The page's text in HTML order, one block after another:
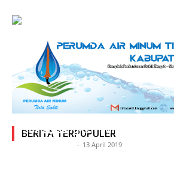
BERITA TERPOPULER
Adegan Ranjang Dua Kadis,
Sosial, Sang Istri Miliki Bukti
- 13 April 2019